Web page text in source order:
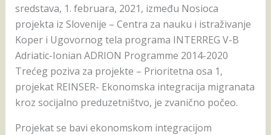
sredstava, 1. februara, 2021, između Nosioca
projekta iz Slovenije – Centra za nauku i istraživanje
Koper i Ugovornog tela programa INTERREG V-B
Adriatic-Ionian ADRION Programme 2014-2020
Trećeg poziva za projekte – Prioritetna osa 1,
projekat REINSER- Ekonomska integracija migranata
kroz socijalno preduzetništvo, je zvanično počeo.
Projekat se bavi ekonomskom integracijom